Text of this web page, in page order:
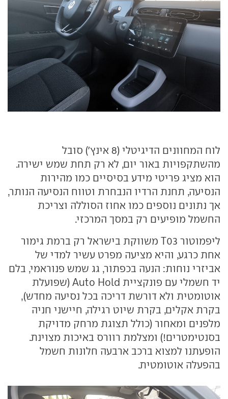
לוח המחוונים הדיגיטלי (8 אינץ') סובל
מהשתקפויות באור יום, לא רק תחת שמש ישירה.
הוא מציג פריטי מידע בסיסיים כמו מהירות
הנסיעה, תחנת הרדיו הנבחרת וטווח הנסיעה הנותר,
אך נתונים נוספים כמו אחוז הסוללה וצריכת
החשמל מופיעים רק במסך המרכזי.
ליפמוטור T03 משווקת בישראל רק ברמת גימור
אחת כרגע, והיא מציעה מפרט עשיר למדי של
אביזרי נוחות: הנעה בכפתור, גג שמש פנוראמי, בלם
יד חשמלי עם פונקציית Auto Hold (שפועלת
אוטומטית ולא דורשת דריכה בכל נסיעה מחדש),
בקרת אקלים, בקרת שיוט רגילה, חיישני חניה
מלפנים ומאחור (כולל תצוגת מרחק מדויקת
בסנטימטרים!) ומצלמת רוורס באיכות מצוינת.
הופעתנו למצוא ברכב ארבעה חלונות חשמל
בהפעלה אוטומטית.